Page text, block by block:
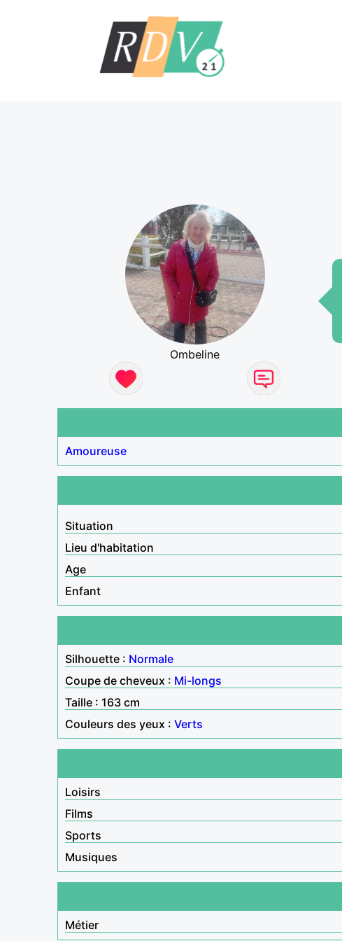
Ombeline
Amoureuse
Situation
Lieu d'habitation
Age
Enfant
Silhouette : Normale
Coupe de cheveux : Mi-longs
Taille : 163 cm
Couleurs des yeux : Verts
Loisirs
Films
Sports
Musiques
Métier